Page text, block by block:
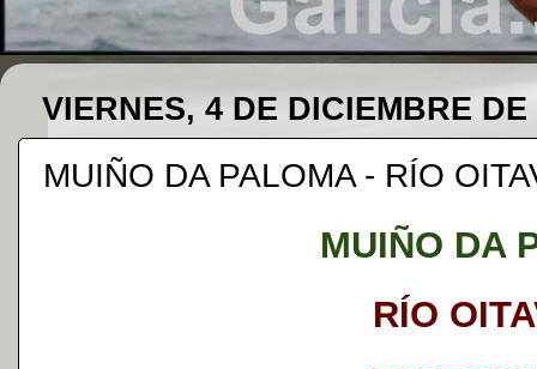
VIERNES, 4 DE DICIEMBRE DE
MUIÑO DA PALOMA - RÍO
MUIÑO DA
RÍO